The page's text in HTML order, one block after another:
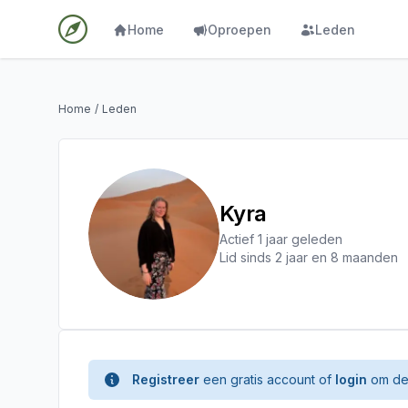
Home Oproepen Leden
Home / Leden
Kyra
Actief 1 jaar geleden
Lid sinds 2 jaar en 8 maanden
Registreer een gratis account of login om